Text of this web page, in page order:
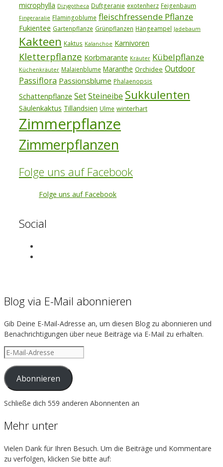
microphylla Dizygotheca Duftgeranie exotenherz Feigenbaum
Fingeraralie Flamingoblume fleischfressende Pflanze
Fukientee Gartenpflanze Grünpflanzen Hängeampel Jadebaum
Kakteen Kaktus Kalanchoe Karnivoren
Kletterpflanze Korbmarante Kräuter Kübelpflanze
Küchenkräuter Malaienblume Maranthe Orchidee Outdoor
Passiflora Passionsblume Phalaenopsis
Schattenpflanze SetSteineibe Sukkulenten
Säulenkaktus Tillandsien Ulme winterhart
Zimmerpflanze
Zimmerpflanzen
Folge uns auf Facebook
Folge uns auf Facebook
Social
Instagram
Blog via E-Mail abonnieren
Gib Deine E-Mail-Adresse an, um diesen Blog zu abonnieren und
Benachrichtigungen über neue Beiträge via E-Mail zu erhalten.
E-
Mail-
Adresse
Abonnieren
Schließe dich 559 anderen Abonnenten an
Mehr unter
Vielen Dank für Ihren Besuch. Um die Beiträge und Kommentare
zu verfolgen, klicken Sie bitte auf: